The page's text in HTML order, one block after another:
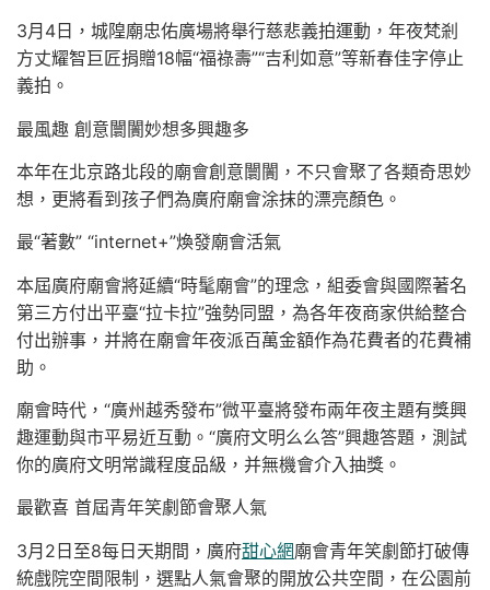
3月4日，城隍廟忠佑廣場將舉行慈悲義拍運動，年夜梵剎
方丈耀智巨匠捐贈18幅“福祿壽”“吉利如意”等新春佳字停止
義拍。
最風趣 創意闤闠妙想多興趣多
本年在北京路北段的廟會創意闤闠，不只會聚了各類奇思妙
想，更將看到孩子們為廣府廟會涂抹的漂亮顏色。
最“著數” “internet+”煥發廟會活氣
本屆廣府廟會將延續“時髦廟會”的理念，組委會與國際著名
第三方付出平臺“拉卡拉”強勢同盟，為各年夜商家供給整合
付出辦事，并將在廟會年夜派百萬金額作為花費者的花費補
助。
廟會時代，“廣州越秀發布”微平臺將發布兩年夜主題有獎興
趣運動與市平易近互動。“廣府文明么么答”興趣答題，測試
你的廣府文明常識程度品級，并無機會介入抽獎。
最歡喜 首屆青年笑劇節會聚人氣
3月2日至8每日天期間，廣府甜心網廟會青年笑劇節打破傳
統戲院空間限制，選點人氣會聚的開放公共空間，在公園前